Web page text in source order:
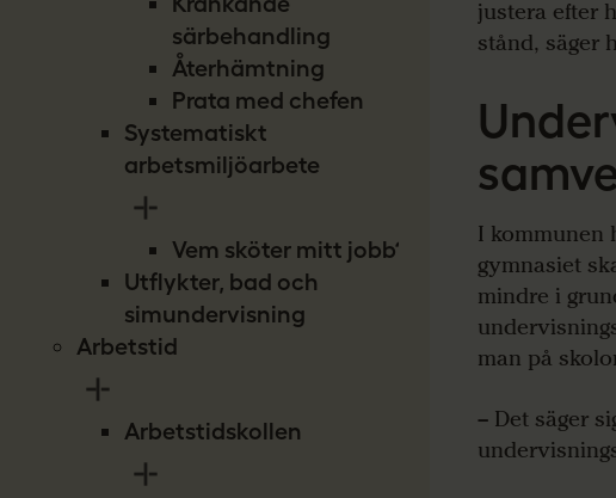
särbehandling
Återhämtning
Prata med chefen
Systematiskt
arbetsmiljöarbete
Vem sköter mitt jobb?
Utflykter, bad och
simundervisning
Arbetstid
Arbetstidskollen
justera efter
stånd, säger
I kommunen
gymnasiet
mindre i
man på
– Det säger